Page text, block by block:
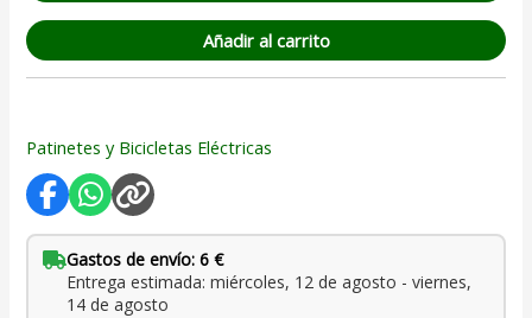
Añadir al carrito
Patinetes y Bicicletas Eléctricas
Gastos de envío: 6 €
Entrega estimada: miércoles, 12 de agosto - viernes,
14 de agosto